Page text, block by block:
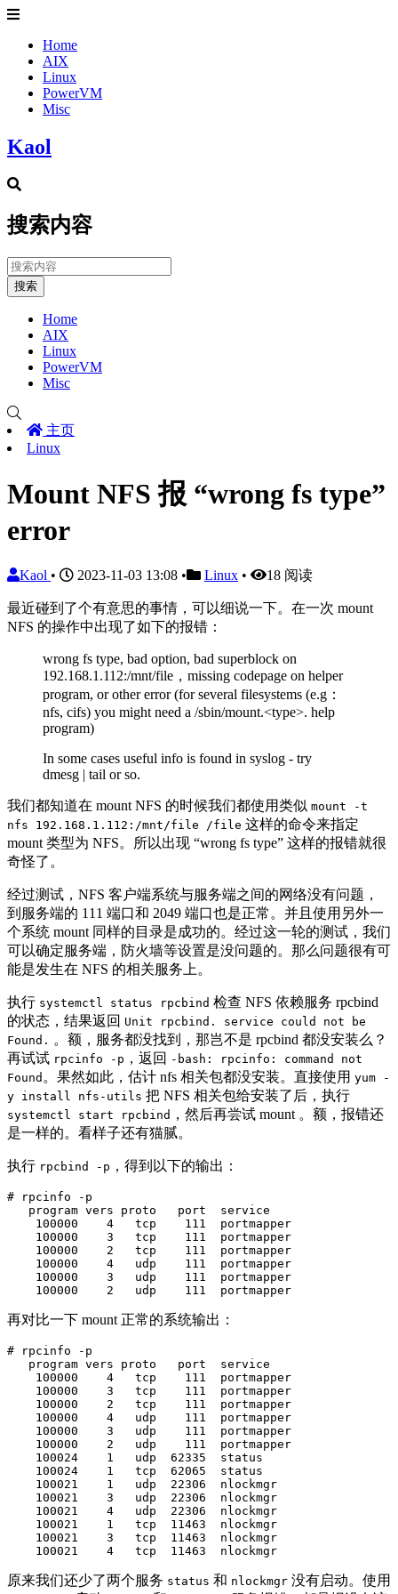
Home
AIX
Linux
PowerVM
Misc
Kaol
搜索内容
搜索
Home
AIX
Linux
PowerVM
Misc
主页
Linux
Mount NFS 报 “wrong fs type”
error
Kaol • 2023-11-03 13:08 • Linux • 18 阅读
最近碰到了个有意思的事情，可以细说一下。在一次 mount
NFS 的操作中出现了如下的报错：
wrong fs type, bad option, bad superblock on
192.168.1.112:/mnt/file，missing codepage on helper
program, or other error (for several filesystems (e.g：
nfs, cifs) you might need a /sbin/mount.<type>. help
program)
In some cases useful info is found in syslog - try
dmesg | tail or so.
我们都知道在 mount NFS 的时候我们都使用类似 mount -t
nfs 192.168.1.112:/mnt/file /file 这样的命令来指定
mount 类型为 NFS。所以出现 “wrong fs type” 这样的报错就很
奇怪了。
经过测试，NFS 客户端系统与服务端之间的网络没有问题，
到服务端的 111 端口和 2049 端口也是正常。并且使用另外一
个系统 mount 同样的目录是成功的。经过这一轮的测试，我们
可以确定服务端，防火墙等设置是没问题的。那么问题很有可
能是发生在 NFS 的相关服务上。
执行 systemctl status rpcbind 检查 NFS 依赖服务 rpcbind
的状态，结果返回 Unit rpcbind. service could not be
Found. 。额，服务都没找到，那岂不是 rpcbind 都没安装么？
再试试 rpcinfo -p ，返回 -bash: rpcinfo: command not
Found 。果然如此，估计 nfs 相关包都没安装。直接使用 yum -
y install nfs-utils 把 NFS 相关包给安装了后，执行
systemctl start rpcbind ，然后再尝试 mount 。额，报错还
是一样的。看样子还有猫腻。
执行 rpcbind -p ，得到以下的输出：
# rpcinfo -p
   program vers proto   port  service
    100000    4   tcp    111  portmapper
    100000    3   tcp    111  portmapper
    100000    2   tcp    111  portmapper
    100000    4   udp    111  portmapper
    100000    3   udp    111  portmapper
再对比一下 mount 正常的系统输出：
# rpcinfo -p
   program vers proto   port  service
    100000    4   tcp    111  portmapper
    100000    3   tcp    111  portmapper
    100000    2   tcp    111  portmapper
    100000    4   udp    111  portmapper
    100000    3   udp    111  portmapper
    100000    2   udp    111  portmapper
    100024    1   udp  62335  status
    100024    1   tcp  62065  status
    100021    1   udp  22306  nlockmgr
    100021    3   udp  22306  nlockmgr
    100021    4   udp  22306  nlockmgr
    100021    1   tcp  11463  nlockmgr
    100021    3   tcp  11463  nlockmgr
原来我们还少了两个服务 status 和 nlockmgr 没有启动。使用